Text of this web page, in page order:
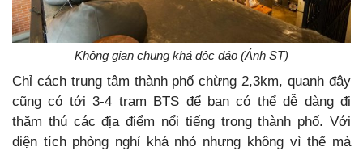
Không gian chung khá độc đáo (Ảnh ST)
Chỉ cách trung tâm thành phố chừng 2,3km, quanh đây
cũng có tới 3-4 trạm BTS để bạn có thể dễ dàng đi
thăm thú các địa điểm nổi tiếng trong thành phố. Với
diện tích phòng nghỉ khá nhỏ nhưng không vì thế mà